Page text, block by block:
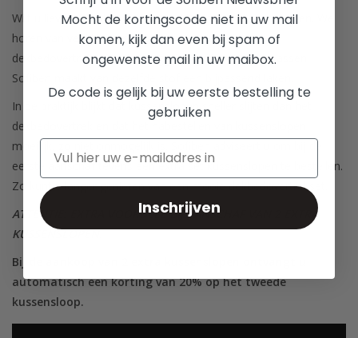
Wilt u liever niet al te vaak uw dekbedovertrek verschonen. We
horen van veel klanten dat zij onder het dekbed en
dekbedovertrek een laken leggen en dit wekelijks wassen.
Sofiben maakt van dezelfde stof een bijpassend laken.
In de praktijk blijkt dat kussenslopen sneller slijten dan het
dekbedovertrek en dat het nabestellen van kussenslopen
moeilijk, zo niet onmogelijk is. Sofiben adviseert u om bij de
eerste aanschaf tevens een extra set kussenslopen te bestellen.
Zo kunt u langer genieten van een mooie dekbedovertrekset.
ATTENTIE: EXTRA VOORDEEL BIJ AANSCHAF VAN 2 EXTRA
KUSSENSLOPEN.
Bij de aankoop van 2 extra kussenslopen ontvangt u
automatisch een korting van 20% op het tweede
kussensloop.
Mocht de kortingscode niet in uw mail
komen, kijk dan even bij spam of
ongewenste mail in uw maibox.
De code is gelijk bij uw eerste bestelling te
gebruiken
Inschrijven